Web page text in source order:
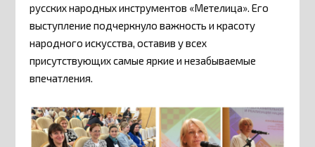
русских народных инструментов «Метелица». Его
выступление подчеркнуло важность и красоту
народного искусства, оставив у всех
присутствующих самые яркие и незабываемые
впечатления.